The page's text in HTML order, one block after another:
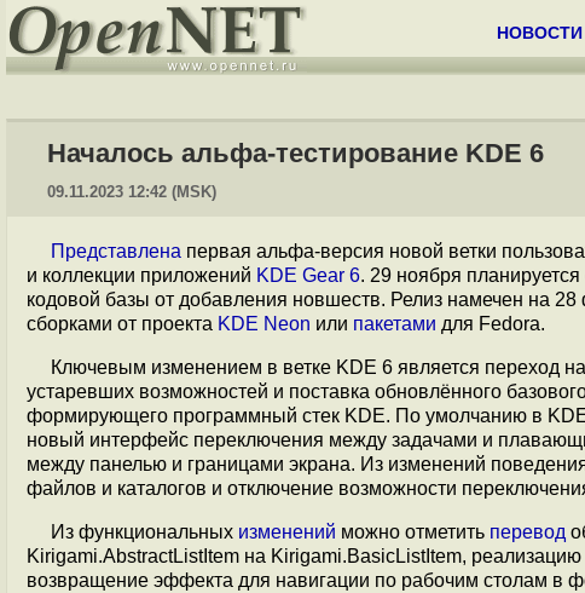
НОВОСТИ
Началось альфа-тестирование KDE 6
09.11.2023 12:42 (MSK)
Представлена первая альфа-версия новой ветки
и коллекции приложений KDE Gear 6. 29 ноября
кодовой базы от добавления новшеств. Релиз намечен на
сборками от проекта KDE Neon или пакетами для Fedora.
Ключевым изменением в ветке KDE 6 является переход
устаревших возможностей и поставка обновлённого
формирующего программный стек KDE. По умолчанию в
новый интерфейс переключения между задачами и
между панелью и границами экрана. Из изменений
файлов и каталогов и отключение возможности
Из функциональных изменений можно отметить перевод
Kirigami.AbstractListItem на Kirigami.BasicListItem,
возвращение эффекта для навигации по рабочим столам